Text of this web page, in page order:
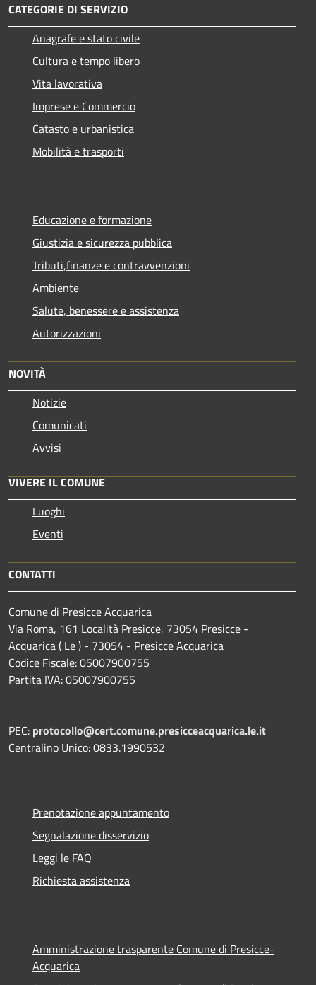
CATEGORIE DI SERVIZIO
Anagrafe e stato civile
Cultura e tempo libero
Vita lavorativa
Imprese e Commercio
Catasto e urbanistica
Mobilità e trasporti
Educazione e formazione
Giustizia e sicurezza pubblica
Tributi,finanze e contravvenzioni
Ambiente
Salute, benessere e assistenza
Autorizzazioni
NOVITÀ
Notizie
Comunicati
Avvisi
VIVERE IL COMUNE
Luoghi
Eventi
CONTATTI
Comune di Presicce Acquarica
Via Roma, 161 Località Presicce, 73054 Presicce -
Acquarica ( Le ) - 73054 - Presicce Acquarica
Codice Fiscale: 05007900755
Partita IVA: 05007900755
PEC: protocollo@cert.comune.presicceacquarica.le.it
Centralino Unico: 0833.1990532
Prenotazione appuntamento
Segnalazione disservizio
Leggi le FAQ
Richiesta assistenza
Amministrazione trasparente Comune di Presicce-
Acquarica